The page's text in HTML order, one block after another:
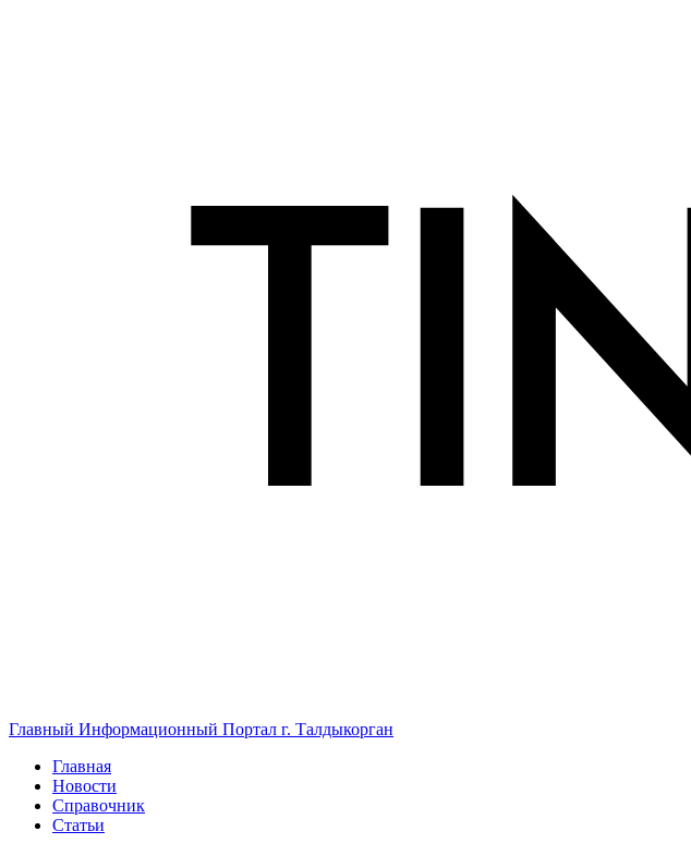
Главный Информационный Портал г. Талдыкорган
Главная
Новости
Справочник
Статьи